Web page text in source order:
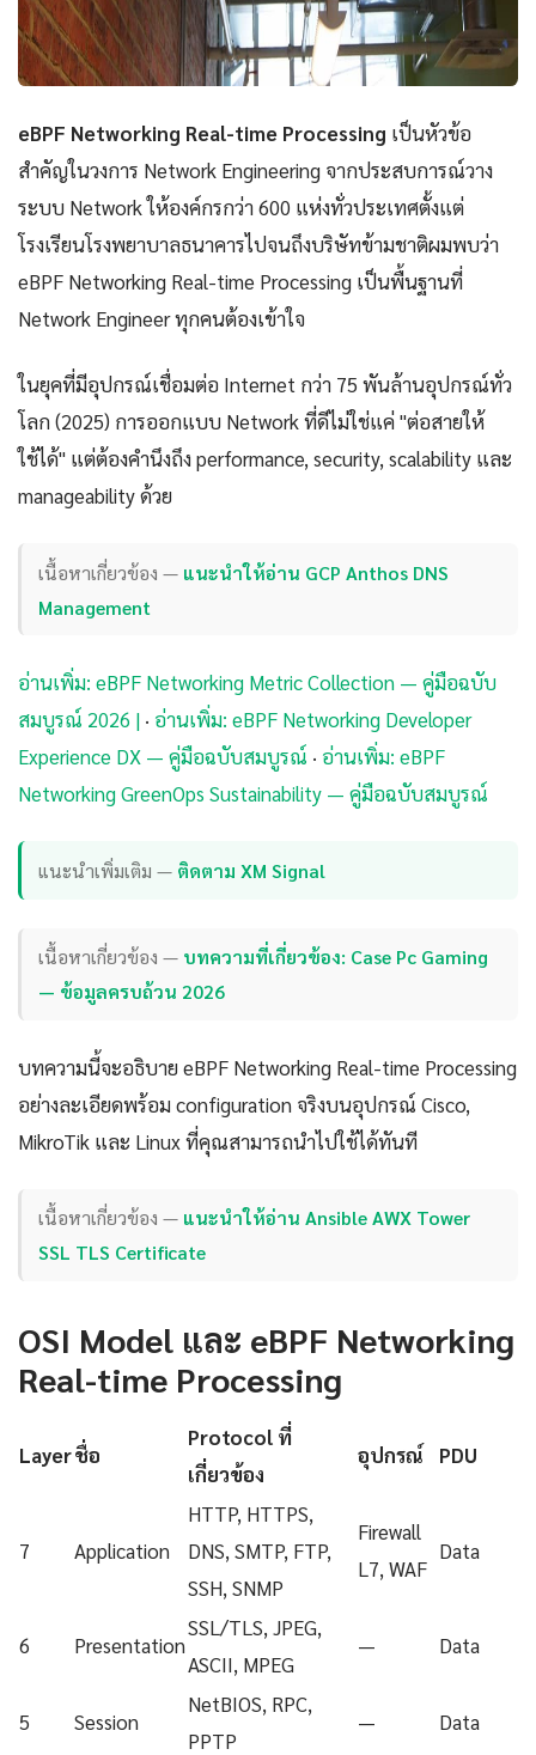
eBPF Networking Real-time Processing เป็นหัวข้อ
สำคัญในวงการ Network Engineering จากประสบการณ์วาง
ระบบ Network ให้องค์กรกว่า 600 แห่งทั่วประเทศตั้งแต่
โรงเรียนโรงพยาบาลธนาคารไปจนถึงบริษัทข้ามชาติผมพบว่า
eBPF Networking Real-time Processing เป็นพื้นฐานที่
Network Engineer ทุกคนต้องเข้าใจ
ในยุคที่มีอุปกรณ์เชื่อมต่อ Internet กว่า 75 พันล้านอุปกรณ์ทั่ว
โลก (2025) การออกแบบ Network ที่ดีไม่ใช่แค่ "ต่อสายให้
ใช้ได้" แต่ต้องคำนึงถึง performance, security, scalability และ
manageability ด้วย
เนื้อหาเกี่ยวข้อง — แนะนำให้อ่าน GCP Anthos DNS
Management
อ่านเพิ่ม: eBPF Networking Metric Collection — คู่มือฉบับ
สมบูรณ์ 2026 | · อ่านเพิ่ม: eBPF Networking Developer
Experience DX — คู่มือฉบับสมบูรณ์ · อ่านเพิ่ม: eBPF
Networking GreenOps Sustainability — คู่มือฉบับสมบูรณ์
แนะนำเพิ่มเติม — ติดตาม XM Signal
เนื้อหาเกี่ยวข้อง — บทความที่เกี่ยวข้อง: Case Pc Gaming
— ข้อมูลครบถ้วน 2026
บทความนี้จะอธิบาย eBPF Networking Real-time Processing
อย่างละเอียดพร้อม configuration จริงบนอุปกรณ์ Cisco,
MikroTik และ Linux ที่คุณสามารถนำไปใช้ได้ทันที
เนื้อหาเกี่ยวข้อง — แนะนำให้อ่าน Ansible AWX Tower
SSL TLS Certificate
OSI Model และ eBPF Networking
Real-time Processing
Layerชื่อ
Protocol ที่
เกี่ยวข้อง
อุปกรณ์ PDU
7 Application
HTTP, HTTPS,
DNS, SMTP, FTP,
SSH, SNMP
Firewall
L7, WAF
Data
6 Presentation
SSL/TLS, JPEG,
ASCII, MPEG
— Data
5 Session
NetBIOS, RPC,
PPTP
— Data